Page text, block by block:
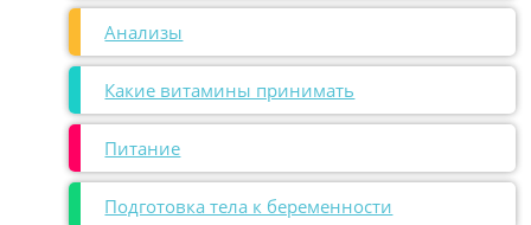
Анализы
Какие витамины принимать
Питание
Подготовка тела к беременности